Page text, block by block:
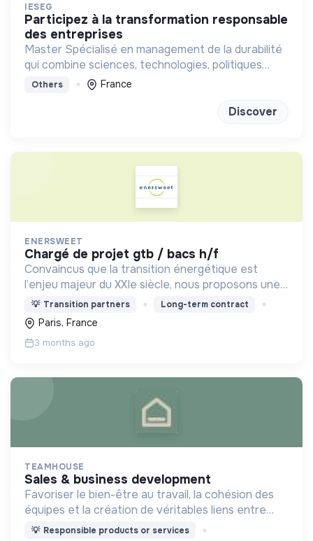
IESEG
participez à la transformation responsable
des entreprises
Master Spécialisé en management de la durabilité
qui combine sciences, technologies, politiques
publiques et management
Others France
Discover
ENERSWEET
chargé de projet gtb / bacs h/f
Convaincus que la transition énergétique est
l’enjeu majeur du XXIe siècle, nous proposons une
approche transverse pour améliorer l’efficacité
des bâtiments et réduire ainsi leur empreinte
carbone..
💡 Transition partners Long-term contract
Paris, France
3 months ago
TEAMHOUSE
sales & business development
Favoriser le bien-être au travail, la cohésion des
équipes et la création de véritables liens entre
collaborateurs pour une meilleure efficacité
💡 Responsible products or services